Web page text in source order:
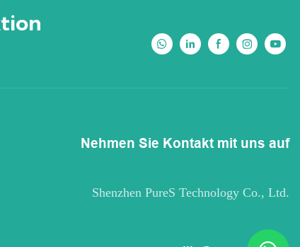
Nehmen Sie Kontakt mit uns auf
Shenzhen PureS Technology Co., Ltd.